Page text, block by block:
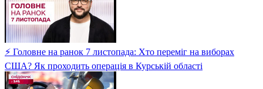
⚡ Головне на ранок 7 листопада: Хто переміг на виборах
США? Як проходить операція в Курській області